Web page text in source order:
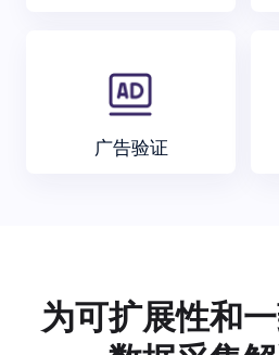
广告验证
为可扩展性和